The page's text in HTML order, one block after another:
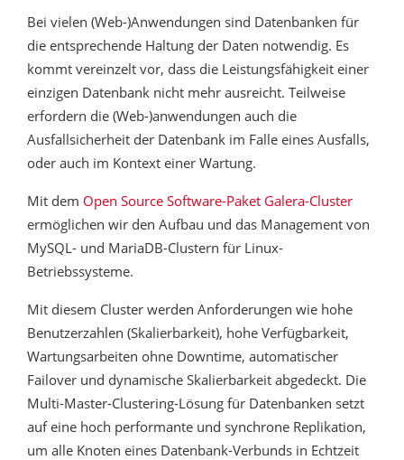
Bei vielen (Web-)Anwendungen sind Datenbanken für
die entsprechende Haltung der Daten notwendig. Es
kommt vereinzelt vor, dass die Leistungsfähigkeit einer
einzigen Datenbank nicht mehr ausreicht. Teilweise
erfordern die (Web-)anwendungen auch die
Ausfallsicherheit der Datenbank im Falle eines Ausfalls,
oder auch im Kontext einer Wartung.
Mit dem Open Source Software-Paket Galera-Cluster
ermöglichen wir den Aufbau und das Management von
MySQL- und MariaDB-Clustern für Linux-
Betriebssysteme.
Mit diesem Cluster werden Anforderungen wie hohe
Benutzerzahlen (Skalierbarkeit), hohe Verfügbarkeit,
Wartungsarbeiten ohne Downtime, automatischer
Failover und dynamische Skalierbarkeit abgedeckt. Die
Multi-Master-Clustering-Lösung für Datenbanken setzt
auf eine hoch performante und synchrone Replikation,
um alle Knoten eines Datenbank-Verbunds in Echtzeit